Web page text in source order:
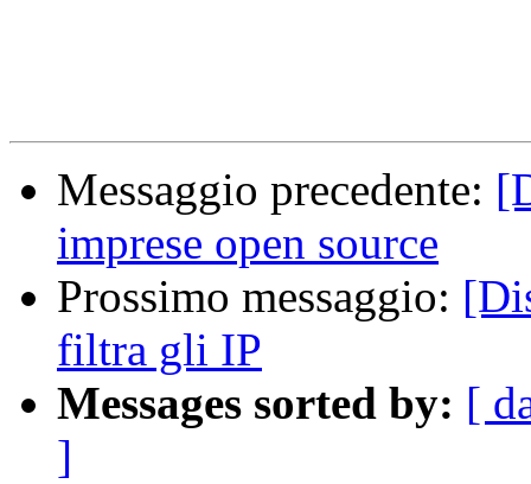
Messaggio precedente:
imprese open source
Prossimo messaggio:
filtra gli IP
Messages sorted by: [
]